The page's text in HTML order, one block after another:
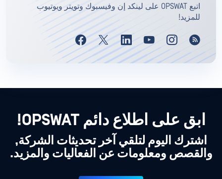
اتبع OPSWAT على لينكد إن وفيسبوك وتويتر ويوتيوب
للمزيد!
ابق على اطلاع دائم OPSWAT!
اشترك اليوم لتلقي آخر تحديثات الشركة,
والقصص ومعلومات عن الفعاليات والمزيد.